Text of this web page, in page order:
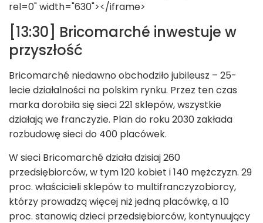
rel=0" width="630"></iframe>
[13:30] Bricomarché inwestuje w
przyszłość
Bricomarché niedawno obchodziło jubileusz – 25-
lecie działalności na polskim rynku. Przez ten czas
marka dorobiła się sieci 221 sklepów, wszystkie
działają we franczyzie. Plan do roku 2030 zakłada
rozbudowę sieci do 400 placówek.
W sieci Bricomarché działa dzisiaj 260
przedsiębiorców, w tym 120 kobiet i 140 mężczyzn. 29
proc. właścicieli sklepów to multifranczyzobiorcy,
którzy prowadzą więcej niż jedną placówkę, a 10
proc. stanowią dzieci przedsiębiorców, kontynuujący